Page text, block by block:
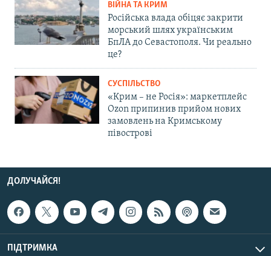
ВІЙНА ТА КРИМ
Російська влада обіцяє закрити
морський шлях українським
БпЛА до Севастополя. Чи реально
це?
СУСПІЛЬСТВО
«Крим – не Росія»: маркетплейс
Ozon припинив прийом нових
замовлень на Кримському
півострові
ДОЛУЧАЙСЯ!
ПІДТРИМКА